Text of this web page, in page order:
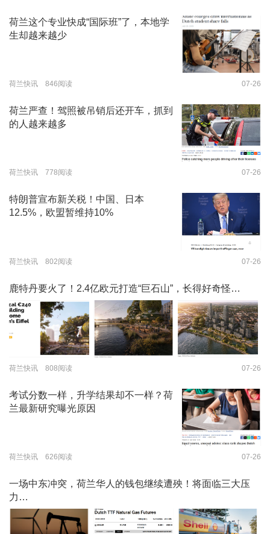
荷兰这个专业快成“国际班”了，本地学
生却越来越少
荷兰快讯 846阅读 07-26
荷兰严查！驾照被吊销后还开车，抓到
的人越来越多
荷兰快讯 778阅读 07-26
特朗普宣布新关税！中国、日本
12.5%，欧盟暂维持10%
荷兰快讯 802阅读 07-26
鹿特丹要火了！2.4亿欧元打造“巨石山”，长得好奇怪…
荷兰快讯 808阅读 07-26
考试分数一样，升学结果却不一样？荷
兰最新研究曝光原因
荷兰快讯 626阅读 07-26
一场中东冲突，荷兰华人的钱包继续遭殃！将面临三大压
力…